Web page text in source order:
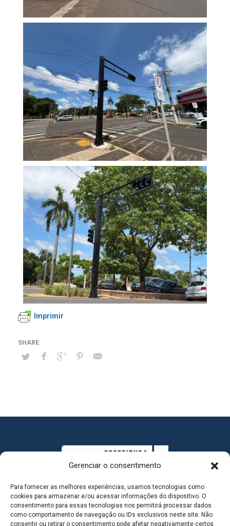
Gerenciar o consentimento
Para fornecer as melhores experiências, usamos tecnologias como
cookies para armazenar e/ou acessar informações do dispositivo. O
consentimento para essas tecnologias nos permitirá processar dados
como comportamento de navegação ou IDs exclusivos neste site. Não
consentir ou retirar o consentimento pode afetar negativamente certos
Imprimir